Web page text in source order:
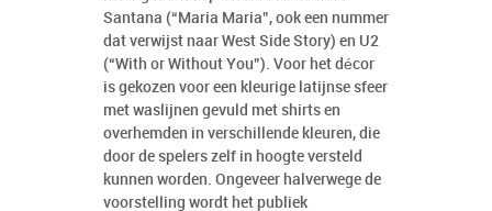
Santana (“Maria Maria”, ook een nummer
dat verwijst naar West Side Story) en U2
(“With or Without You”). Voor het décor
is gekozen voor een kleurige latijnse sfeer
met waslijnen gevuld met shirts en
overhemden in verschillende kleuren, die
door de spelers zelf in hoogte versteld
kunnen worden. Ongeveer halverwege de
voorstelling wordt het publiek